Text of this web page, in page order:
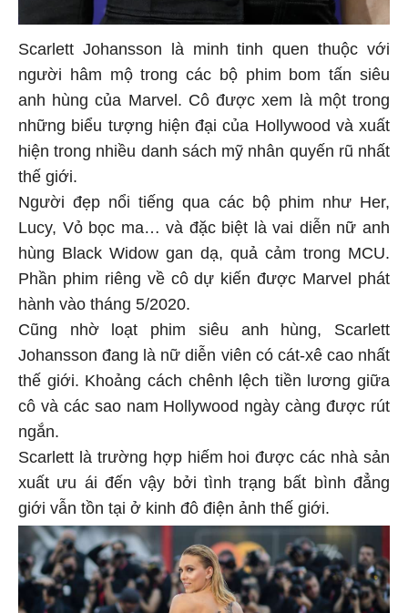
Scarlett Johansson là minh tinh quen thuộc với
người hâm mộ trong các bộ phim bom tấn siêu
anh hùng của Marvel. Cô được xem là một trong
những biểu tượng hiện đại của Hollywood và xuất
hiện trong nhiều danh sách mỹ nhân quyến rũ nhất
thế giới.
Người đẹp nổi tiếng qua các bộ phim như Her,
Lucy, Vỏ bọc ma… và đặc biệt là vai diễn nữ anh
hùng Black Widow gan dạ, quả cảm trong MCU.
Phần phim riêng về cô dự kiến được Marvel phát
hành vào tháng 5/2020.
Cũng nhờ loạt phim siêu anh hùng, Scarlett
Johansson đang là nữ diễn viên có cát-xê cao nhất
thế giới. Khoảng cách chênh lệch tiền lương giữa
cô và các sao nam Hollywood ngày càng được rút
ngắn.
Scarlett là trường hợp hiếm hoi được các nhà sản
xuất ưu ái đến vậy bởi tình trạng bất bình đẳng
giới vẫn tồn tại ở kinh đô điện ảnh thế giới.